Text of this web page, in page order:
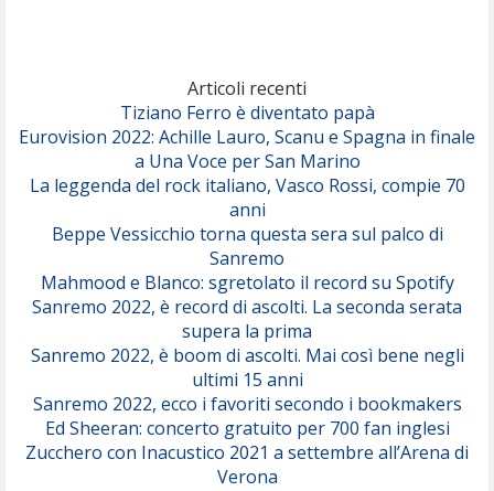
Serenamente
Articoli recenti
Tiziano Ferro è diventato papà
Eurovision 2022: Achille Lauro, Scanu e Spagna in finale
a Una Voce per San Marino
La leggenda del rock italiano, Vasco Rossi, compie 70
anni
Beppe Vessicchio torna questa sera sul palco di
Sanremo
Mahmood e Blanco: sgretolato il record su Spotify
Sanremo 2022, è record di ascolti. La seconda serata
supera la prima
Sanremo 2022, è boom di ascolti. Mai così bene negli
ultimi 15 anni
Sanremo 2022, ecco i favoriti secondo i bookmakers
Ed Sheeran: concerto gratuito per 700 fan inglesi
Zucchero con Inacustico 2021 a settembre all’Arena di
Verona